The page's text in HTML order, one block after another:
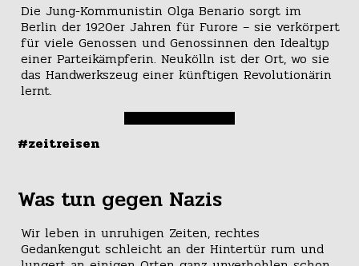
Die Jung-Kommunistin Olga Benario sorgt im
Berlin der 1920er Jahren für Furore – sie verkörpert
für viele Genossen und Genossinnen den Idealtyp
einer Parteikämpferin. Neukölln ist der Ort, wo sie
das Handwerkszeug einer künftigen Revolutionärin
lernt.
#zeitreisen
Was tun gegen Nazis
Wir leben in unruhigen Zeiten, rechtes
Gedankengut schleicht an der Hintertür rum und